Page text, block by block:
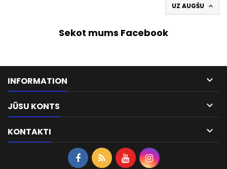
UZ AUGŠU 
Sekot mums Facebook
INFORMATION 
JŪSU KONTS 
KONTAKTI 